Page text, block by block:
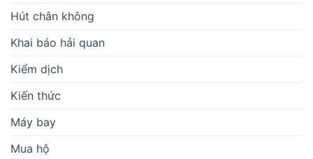
Hút chân không
Khai báo hải quan
Kiểm dịch
Kiến thức
Máy bay
Mua hộ